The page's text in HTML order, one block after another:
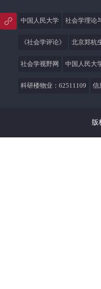
中国人民大学 社会学理论
《社会学评论》 北京郑杭
社会学视野网 中国人民大
科研楼物业：62511109 信
版